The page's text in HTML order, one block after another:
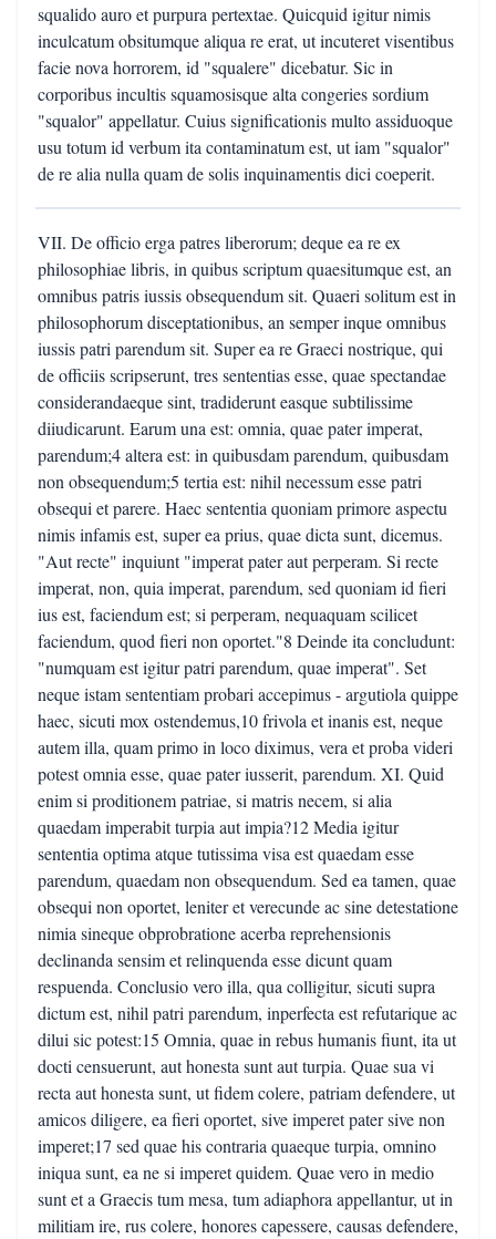
squalido auro et purpura pertextae. Quicquid igitur nimis
inculcatum obsitumque aliqua re erat, ut incuteret visentibus
facie nova horrorem, id "squalere" dicebatur. Sic in
corporibus incultis squamosisque alta congeries sordium
"squalor" appellatur. Cuius significationis multo assiduoque
usu totum id verbum ita contaminatum est, ut iam "squalor"
de re alia nulla quam de solis inquinamentis dici coeperit.
VII. De officio erga patres liberorum; deque ea re ex
philosophiae libris, in quibus scriptum quaesitumque est, an
omnibus patris iussis obsequendum sit. Quaeri solitum est in
philosophorum disceptationibus, an semper inque omnibus
iussis patri parendum sit. Super ea re Graeci nostrique, qui
de officiis scripserunt, tres sententias esse, quae spectandae
considerandaeque sint, tradiderunt easque subtilissime
diiudicarunt. Earum una est: omnia, quae pater imperat,
parendum;4 altera est: in quibusdam parendum, quibusdam
non obsequendum;5 tertia est: nihil necessum esse patri
obsequi et parere. Haec sententia quoniam primore aspectu
nimis infamis est, super ea prius, quae dicta sunt, dicemus.
"Aut recte" inquiunt "imperat pater aut perperam. Si recte
imperat, non, quia imperat, parendum, sed quoniam id fieri
ius est, faciendum est; si perperam, nequaquam scilicet
faciendum, quod fieri non oportet."8 Deinde ita concludunt:
"numquam est igitur patri parendum, quae imperat". Set
neque istam sententiam probari accepimus - argutiola quippe
haec, sicuti mox ostendemus,10 frivola et inanis est, neque
autem illa, quam primo in loco diximus, vera et proba videri
potest omnia esse, quae pater iusserit, parendum. XI. Quid
enim si proditionem patriae, si matris necem, si alia
quaedam imperabit turpia aut impia?12 Media igitur
sententia optima atque tutissima visa est quaedam esse
parendum, quaedam non obsequendum. Sed ea tamen, quae
obsequi non oportet, leniter et verecunde ac sine detestatione
nimia sineque obprobratione acerba reprehensionis
declinanda sensim et relinquenda esse dicunt quam
respuenda. Conclusio vero illa, qua colligitur, sicuti supra
dictum est, nihil patri parendum, inperfecta est refutarique ac
dilui sic potest:15 Omnia, quae in rebus humanis fiunt, ita ut
docti censuerunt, aut honesta sunt aut turpia. Quae sua vi
recta aut honesta sunt, ut fidem colere, patriam defendere, ut
amicos diligere, ea fieri oportet, sive imperet pater sive non
imperet;17 sed quae his contraria quaeque turpia, omnino
iniqua sunt, ea ne si imperet quidem. Quae vero in medio
sunt et a Graecis tum mesa, tum adiaphora appellantur, ut in
militiam ire, rus colere, honores capessere, causas defendere,